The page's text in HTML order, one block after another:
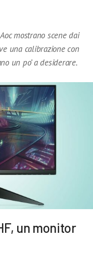
mostrano scene dai
una calibrazione con
un po’ a desiderare.
un monitor